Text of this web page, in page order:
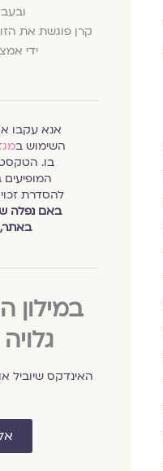
קרן פוגשת את
ידי
אנא עקבו
השימוש ב
בו.
המופיעים
להסדרת
באם נפלה
במילון
האינדקס שיוביל